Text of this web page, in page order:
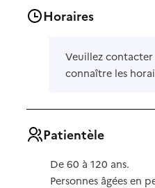
Horaires
Veuillez
connaître les
Patientèle
De 60 à 120 ans.
Personnes âgées en